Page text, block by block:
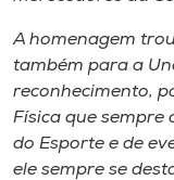
A+
A-
A homenagem
também para a
reconhecimento,
Física que sempre
do Esporte e de
ele sempre se